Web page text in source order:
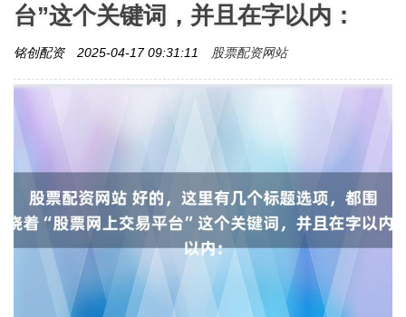
台”这个关键词，并且在字以内：
铭创配资 2025-04-17 09:31:11 股票配资网站